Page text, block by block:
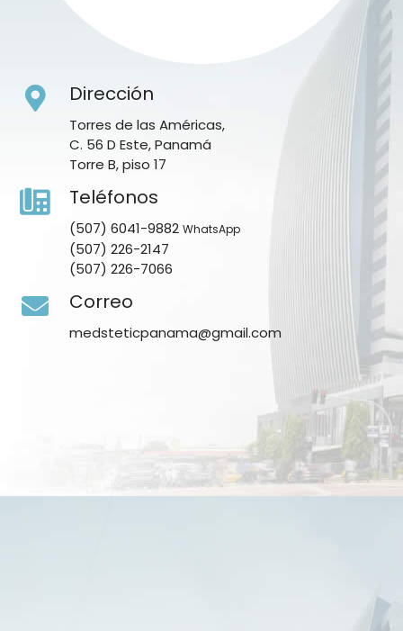
Dirección
Torres de las Américas,
C. 56 D Este, Panamá
Torre B, piso 17
Teléfonos
(507) 6041-9882 WhatsApp
(507) 226-2147
(507) 226-7066
Correo
medsteticpanama@gmail.com